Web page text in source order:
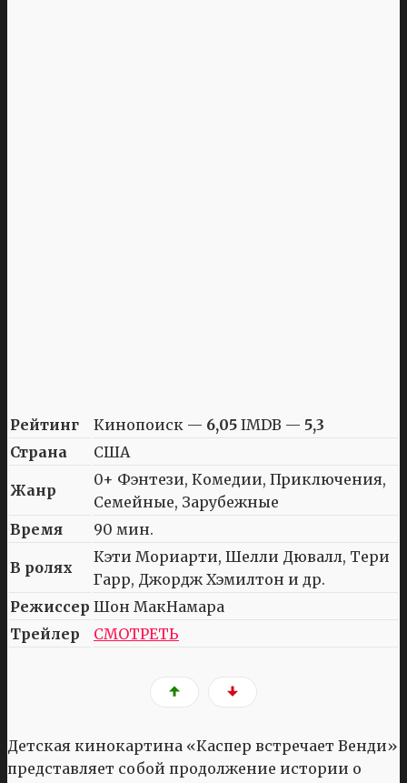
Рейтинг Кинопоиск — 6,05 IMDB — 5,3
Страна
США
Жанр
0+ Фэнтези, Комедии, Приключения,
Семейные, Зарубежные
Время
90 мин.
В ролях
Кэти Мориарти, Шелли Дювалл, Тери
Гарр, Джордж Хэмилтон и др.
Режиссер Шон МакНамара
Трейлер
СМОТРЕТЬ
Детская кинокартина «Каспер встречает Венди»
представляет собой продолжение истории о